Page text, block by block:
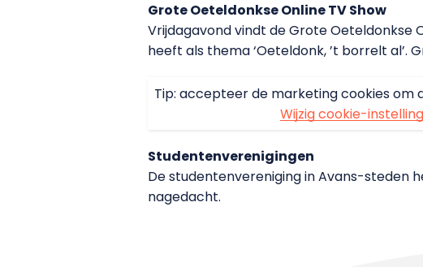
Grote Oeteldonkse Online TV Show
Vrijdagavond vindt de Grote Oeteldonkse
heeft als thema ‘Oeteldonk, ’t borrelt al’.
Tip: accepteer de marketing cookies om
Wijzig cookie-
Studentenverenigingen
De studentenvereniging in Avans-steden
nagedacht.